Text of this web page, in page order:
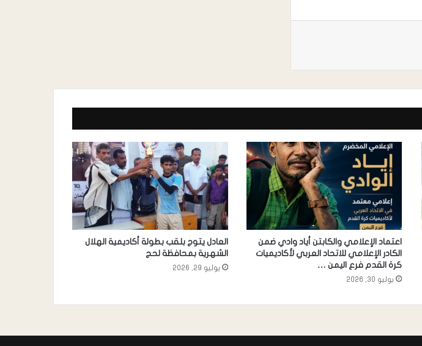
اعتماد الإعلامي والكابتن أياد وادي ضمن
الكادر الإعلامي للاتحاد العربي لأكاديميات
كرة القدم فرع اليمن …
يوليو 30, 2026
العادل يتوج بلقب بطولة أكاديمية الهلال
الشهرية بمحافظة لحج
يوليو 29, 2026